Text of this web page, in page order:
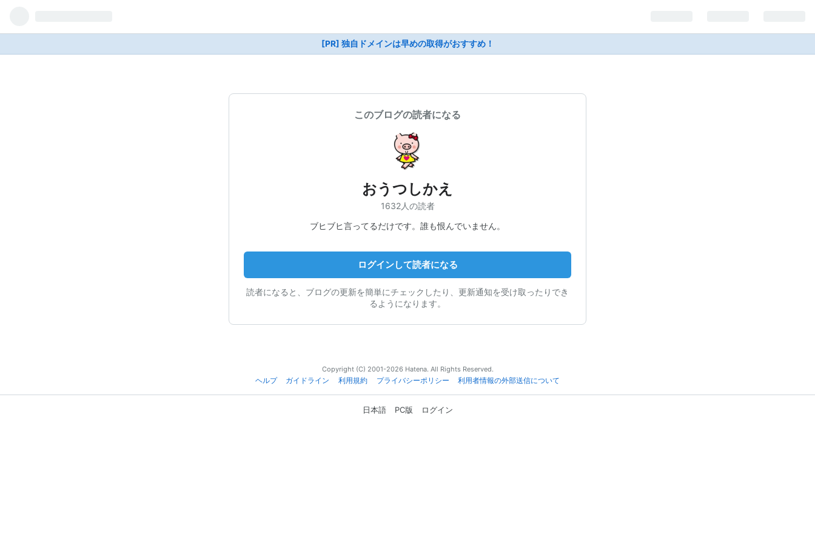
[PR] 独自ドメインは早めの取得がおすすめ！
このブログの読者になる
おうつしかえ
1632人の読者
ブヒブヒ言ってるだけです。誰も恨んでいません。
ログインして読者になる
読者になると、ブログの更新を簡単にチェックしたり、更新通知を受け取ったりでき
るようになります。
Copyright (C) 2001-2026 Hatena. All Rights Reserved.
ヘルプ
ガイドライン 利用規約 プライバシーポリシー 利用者情報の外部送信について
日本語 PC版 ログイン